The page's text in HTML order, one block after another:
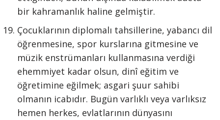
bir kahramanlık haline gelmiştir.
Çocuklarının diplomalı tahsillerine, yabancı dil
öğrenmesine, spor kurslarına gitmesine ve
müzik enstrümanları kullanmasına verdiği
ehemmiyet kadar olsun, dinî eğitim ve
öğretimine eğilmek; asgari şuur sahibi
olmanın icabıdır. Bugün varlıklı veya varlıksız
hemen herkes, evlatlarının dünyasını